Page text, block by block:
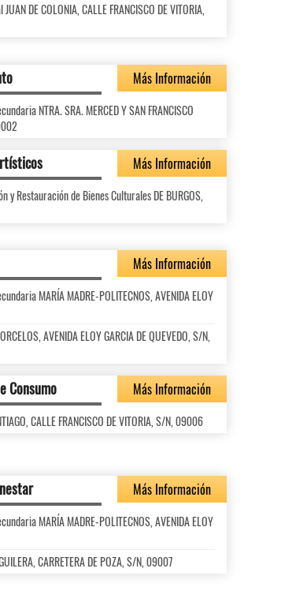
DE COLONIA, CALLE FRANCISCO DE VITORIA,
Más Información
NTRA. SRA. MERCED Y SAN FRANCISCO
Más Información
y Restauración de Bienes Culturales DE BURGOS,
Más Información
MARÍA MADRE-POLITECNOS, AVENIDA ELOY
AVENIDA ELOY GARCIA DE QUEVEDO, S/N,
Consumo Más Información
CALLE FRANCISCO DE VITORIA, S/N, 09006
Más Información
MARÍA MADRE-POLITECNOS, AVENIDA ELOY
CARRETERA DE POZA, S/N, 09007